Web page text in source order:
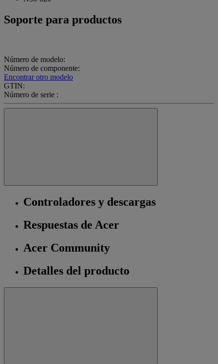
Soporte para productos
Número de modelo:
Número de componente:
Encontrar otro modelo
GTIN:
Número de serie :
Controladores y descargas
Respuestas de Acer
Acer Community
Detalles del producto